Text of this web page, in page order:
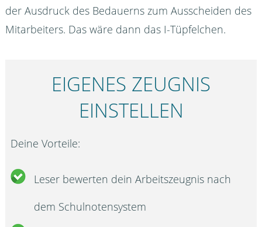
der Ausdruck des Bedauerns zum Ausscheiden des
Mitarbeiters. Das wäre dann das I-Tüpfelchen.
EIGENES ZEUGNIS
EINSTELLEN
Deine Vorteile:
Leser bewerten dein Arbeitszeugnis nach
dem Schulnotensystem